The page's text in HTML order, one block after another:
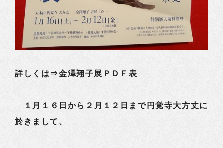
詳しくは⇒金澤翔子展ＰＤＦ表
１月１６日から２月１２日まで円覚寺大方丈に
於きまして、